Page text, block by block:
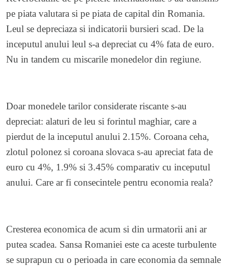
pe piata valutara si pe piata de capital din Romania.
Leul se depreciaza si indicatorii bursieri scad. De la
inceputul anului leul s-a depreciat cu 4% fata de euro.
Nu in tandem cu miscarile monedelor din regiune.
Doar monedele tarilor considerate riscante s-au
depreciat: alaturi de leu si forintul maghiar, care a
pierdut de la inceputul anului 2.15%. Coroana ceha,
zlotul polonez si coroana slovaca s-au apreciat fata de
euro cu 4%, 1.9% si 3.45% comparativ cu inceputul
anului. Care ar fi consecintele pentru economia reala?
Cresterea economica de acum si din urmatorii ani ar
putea scadea. Sansa Romaniei este ca aceste turbulente
se suprapun cu o perioada in care economia da semnale